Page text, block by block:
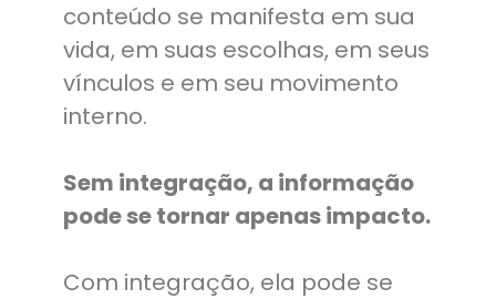
conteúdo se manifesta em sua
vida, em suas escolhas, em seus
vínculos e em seu movimento
interno.
Sem integração, a informação
pode se tornar apenas impacto.
Com integração, ela pode se